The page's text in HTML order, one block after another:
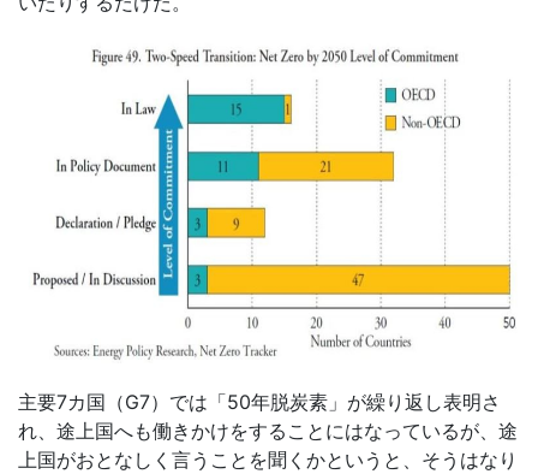
主要7カ国（G7）では「50年脱炭素」が繰り返し表明さ
れ、途上国へも働きかけをすることにはなっているが、途
上国がおとなしく言うことを聞くかというと、そうはなり